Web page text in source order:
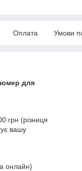
Оплата Умови
для
грн (різниця
вашу
онлайн)